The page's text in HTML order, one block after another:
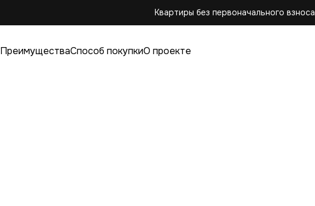
Квартиры без первоначального взноса
ПреимуществаСпособ покупкиО проекте